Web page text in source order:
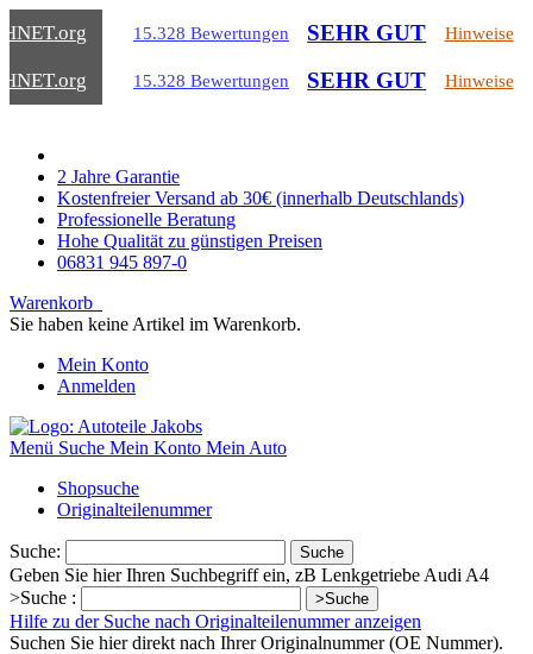
.org 15.328 Bewertungen SEHR GUT Hinweise
.org 15.328 Bewertungen SEHR GUT Hinweise
2 Jahre Garantie
Kostenfreier Versand ab 30€ (innerhalb Deutschlands)
Professionelle Beratung
Hohe Qualität zu günstigen Preisen
06831 945 897-0
Warenkorb
Sie haben keine Artikel im Warenkorb.
Mein Konto
Anmelden
Menü Suche Mein Konto Mein Auto
Shopsuche
Originalteilenummer
Suche: Suche
Geben Sie hier Ihren Suchbegriff ein, zB Lenkgetriebe Audi A4
>Suche :
>Suche
Hilfe zu der Suche nach Originalteilenummer anzeigen
Suchen Sie hier direkt nach Ihrer Originalnummer (OE Nummer).